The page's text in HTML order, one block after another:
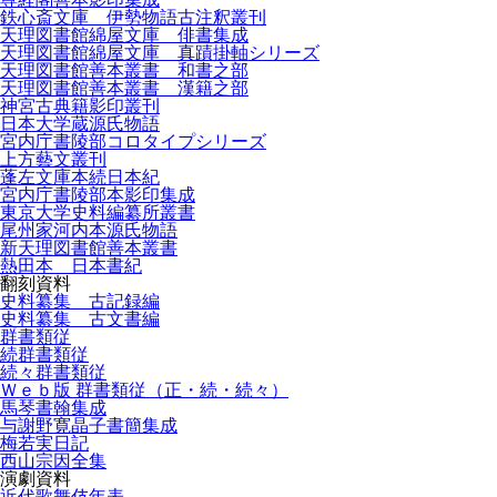
鉄心斎文庫 伊勢物語古注釈叢刊
天理図書館綿屋文庫 俳書集成
天理図書館綿屋文庫 真蹟掛軸シリーズ
天理図書館善本叢書 和書之部
天理図書館善本叢書 漢籍之部
神宮古典籍影印叢刊
日本大学蔵源氏物語
宮内庁書陵部コロタイプシリーズ
上方藝文叢刊
蓬左文庫本続日本紀
宮内庁書陵部本影印集成
東京大学史料編纂所叢書
尾州家河内本源氏物語
新天理図書館善本叢書
熱田本 日本書紀
翻刻資料
史料纂集 古記録編
史料纂集 古文書編
群書類従
続群書類従
続々群書類従
Ｗｅｂ版 群書類従（正・続・続々）
馬琴書翰集成
与謝野寛晶子書簡集成
梅若実日記
西山宗因全集
演劇資料